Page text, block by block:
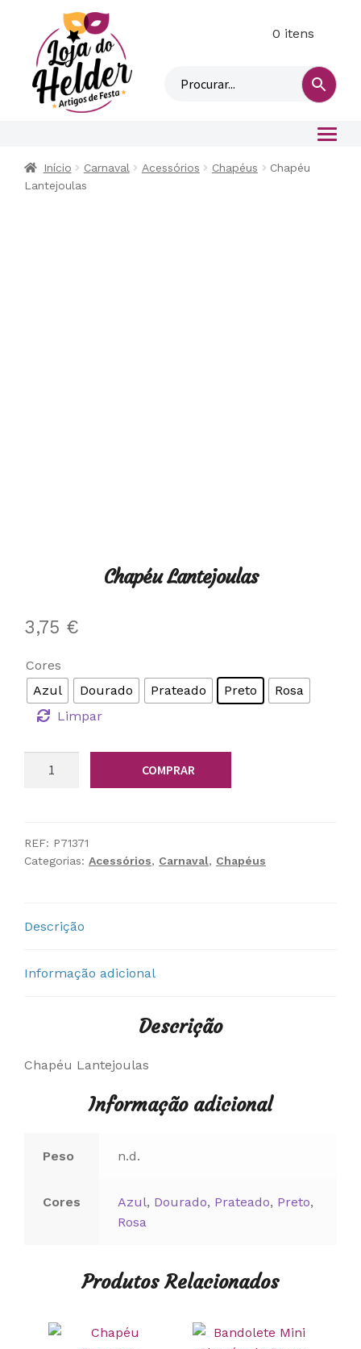
n
0 itens
Início Carnaval Acessórios Chapéus
Chapéu
Lantejoulas
Chapéu Lantejoulas
3,75 €
Cores
Azul
Dourado Prateado Preto
Rosa
Limpar
COMPRAR
REF: P71371
Categorias: Acessórios, Carnaval, Chapéus
Descrição
Informação adicional
Descrição
Chapéu Lantejoulas
Informação adicional
Peso n.d.
Cores Azul, Dourado, Prateado, Preto,
Rosa
Produtos Relacionados